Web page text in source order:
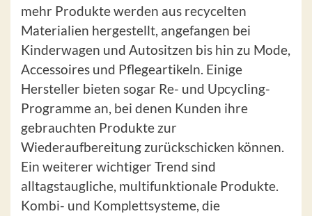
mehr Produkte werden aus recycelten
Materialien hergestellt, angefangen bei
Kinderwagen und Autositzen bis hin zu Mode,
Accessoires und Pflegeartikeln. Einige
Hersteller bieten sogar Re- und Upcycling-
Programme an, bei denen Kunden ihre
gebrauchten Produkte zur
Wiederaufbereitung zurückschicken können.
Ein weiterer wichtiger Trend sind
alltagstaugliche, multifunktionale Produkte.
Kombi- und Komplettsysteme, die